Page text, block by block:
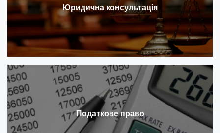
Юридична консультація
Податкове право